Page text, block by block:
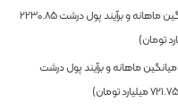
ماهانه و برآیند پول درشت2230.85
تومان)
ماهانه و برآیند پول درشت
721.75میلیارد تومان)